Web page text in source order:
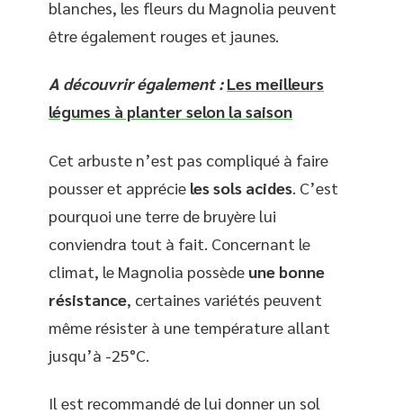
blanches, les fleurs du Magnolia peuvent
être également rouges et jaunes.
A découvrir également : Les meilleurs
légumes à planter selon la saison
Cet arbuste n’est pas compliqué à faire
pousser et apprécie les sols acides . C’est
pourquoi une terre de bruyère lui
conviendra tout à fait. Concernant le
climat, le Magnolia possède une bonne
résistance, certaines variétés peuvent
même résister à une température allant
jusqu’à -25°C.
Il est recommandé de lui donner un sol